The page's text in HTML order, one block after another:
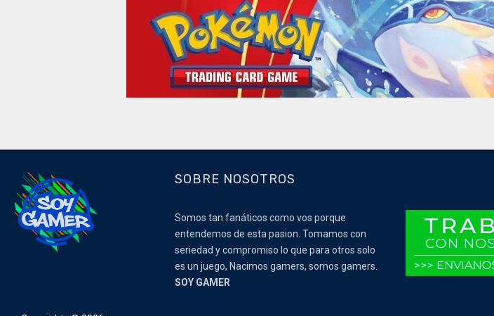
SOBRE NOSOTROS
Somos tan fanáticos como vos porque
entendemos de esta pasion. Tomamos con
seriedad y compromiso lo que para otros solo
es un juego, Nacimos gamers, somos gamers.
SOY GAMER